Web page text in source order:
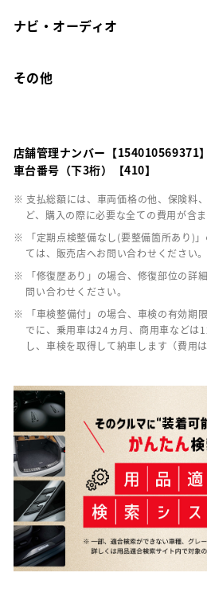
ナビ・オーディオ
その他
店舗管理ナンバー【154010569371】
車台番号（下3桁）【410】
※ 支払総額には、車両価格の他、保険料
ど、購入の際に必要な全ての費用が含ま
※ 「定期点検整備なし(要整備箇所あり)
ては、販売店へお問い合わせください。
※ 「修復歴あり」の場合、修復部位の詳
問い合わせください。
※ 「車検整備付」の場合、車検の有効期
でに、乗用車は24ヵ月、商用車などは
し、車検を取得して納車します（費用